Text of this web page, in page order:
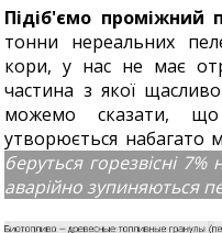
Підіб'ємо проміжний
тонни нереальних
кори, у нас не має
частина з якої
можемо сказати,
утворюється набагато
беруться горезвісні
аварійно зупиняються